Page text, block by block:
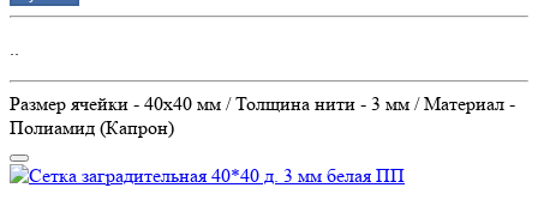
..
Размер ячейки - 40х40 мм / Толщина нити - 3 мм / Материал -
Полиамид (Капрон)